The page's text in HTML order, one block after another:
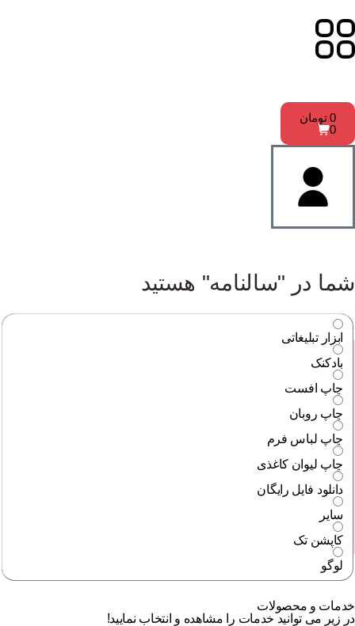
0 تومان
0
شما در "سالنامه" هستید
ابزار تبلیغاتی
بادکنک
چاپ افست
چاپ روبان
چاپ لباس فرم
چاپ لیوان کاغذی
دانلود فایل رایگان
سایر
کاپشن تک
لوگو
خدمات و محصولات
در زیر می توانید خدمات را مشاهده و انتخاب نمایید!